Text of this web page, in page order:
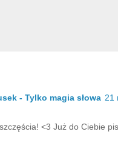
- Tylko magia słowa 21
<3 Już do Ciebie